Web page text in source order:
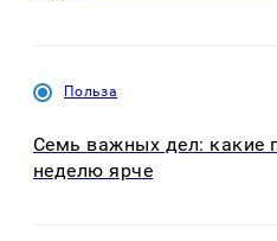
Польза
Семь важных дел: какие
неделю ярче